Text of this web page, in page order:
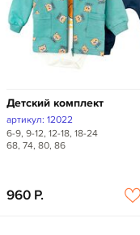
Детский комплект
артикул: 12022
6-9, 9-12, 12-18, 18-24
68, 74, 80, 86
960